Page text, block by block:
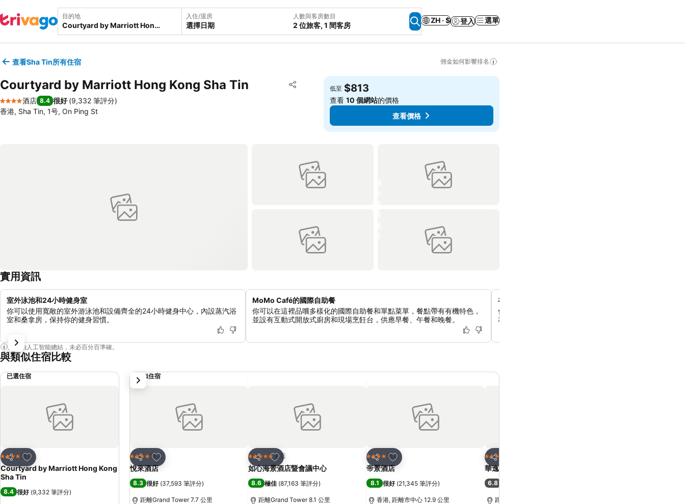
目的地 入住/退房
選擇日期
人數與客房數目
2 位旅客, 1 間客房
ZH · $ 登入 選單
查看Sha Tin所有住宿 佣金如何影響排名
Courtyard by Marriott Hong Kong Sha Tin 分享
放到收藏夾
4 星級
酒店 8.4 很好 (9,332 筆評分)
香港, Sha Tin, 1号, On Ping St
低至 $813
查看10 個網站的價格
查看價格
實用資訊
室外泳池和24小時健身室
你可以使用寬敞的室外游泳池和設備齊全的24小時健身中心，內設蒸汽浴
室和桑拿房，保持你的健身習慣。
MoMo Café的國際自助餐
你可以在這裡品嚐多樣化的國際自助餐和單點菜單，餐點帶有有機特色，
並設有互動式開放式廚房和現場烹飪台，供應早餐、午餐和晚餐。
在園景區打匹克球
你可以在酒店的園景區享受打匹克球的樂趣，這項獨特的
和引人入勝的休閒體驗的客人而設。
內容由人工智能總結，未必百分百準確。
與類似住宿比較
已選住宿
分享
放到收藏夾
4 星級 酒店
Courtyard by Marriott Hong Kong
Sha Tin
8.4 很好 (9,332 筆評分)
類似住宿
分享
放到收藏夾
4 星級 酒店
悅來酒店
8.3 很好 (37,593 筆評分)
距離Grand Tower 7.7 公里
分享
放到收藏夾
5 星級 酒店
如心海景酒店暨會議中心
8.6 極佳 (87,163 筆評分)
距離Grand Tower 8.1 公里
分享
放到收藏夾
4 星級 酒店
帝景酒店
8.1 很好 (21,345 筆評分)
香港, 距離市中心 12.9 公里
分享
3 星級
華逸酒店
6.8
距離Grand Tower 6.7 公里
下一步